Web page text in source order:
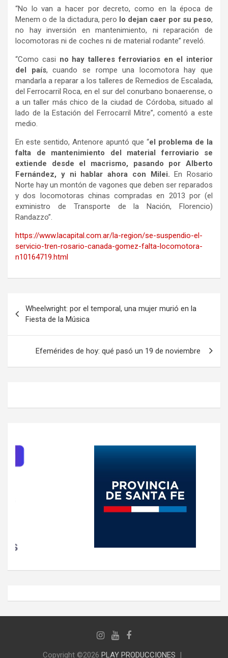
“No lo van a hacer por decreto, como en la época de
Menem o de la dictadura, pero lo dejan caer por su peso,
no hay inversión en mantenimiento, ni reparación de
locomotoras ni de coches ni de material rodante” reveló.
“Como casi no hay talleres ferroviarios en el interior
del país, cuando se rompe una locomotora hay que
mandarla a reparar a los talleres de Remedios de Escalada,
del Ferrocarril Roca, en el sur del conurbano bonaerense, o
a un taller más chico de la ciudad de Córdoba, situado al
lado de la Estación del Ferrocarril Mitre”, comentó a este
medio.
En este sentido, Antenore apuntó que “el problema de la
falta de mantenimiento del material ferroviario se
extiende desde el macrismo, pasando por Alberto
Fernández, y ni hablar ahora con Milei. En Rosario
Norte hay un montón de vagones que deben ser reparados
y dos locomotoras chinas compradas en 2013 por (el
exministro de Transporte de la Nación, Florencio)
Randazzo”.
https://www.lacapital.com.ar/la-region/se-suspendio-el-
servicio-tren-rosario-canada-gomez-falta-locomotora-
n10164719.html
de
entradas
Wheelwright: por el temporal, una mujer murió en la
Fiesta de la Música
Efemérides de hoy: qué pasó un 19 de noviembre
Copyright ©2026 PLAY PRODUCCIONES